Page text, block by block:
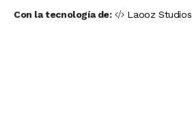
Con la tecnología de:
Laooz Studios